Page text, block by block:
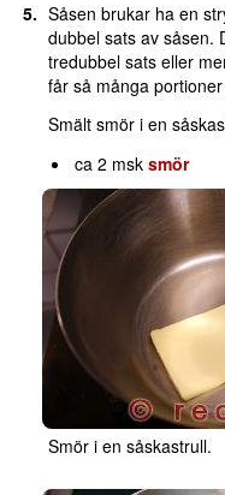
Såsen brukar ha en
dubbel sats av såsen.
tredubbel sats eller
får så många
Smält smör i en
ca 2 msksmör
Smör i en såskastrull.